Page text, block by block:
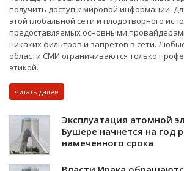
получить доступ к мировой информации.
этой глобальной сети и плодотворного
предоставляемых основными
никаких фильтров и запретов в сети.
области СМИ ограничиваются только
этикой.
читать далее
Эксплуатация атомной
Бушере начнется на год
намеченного срока